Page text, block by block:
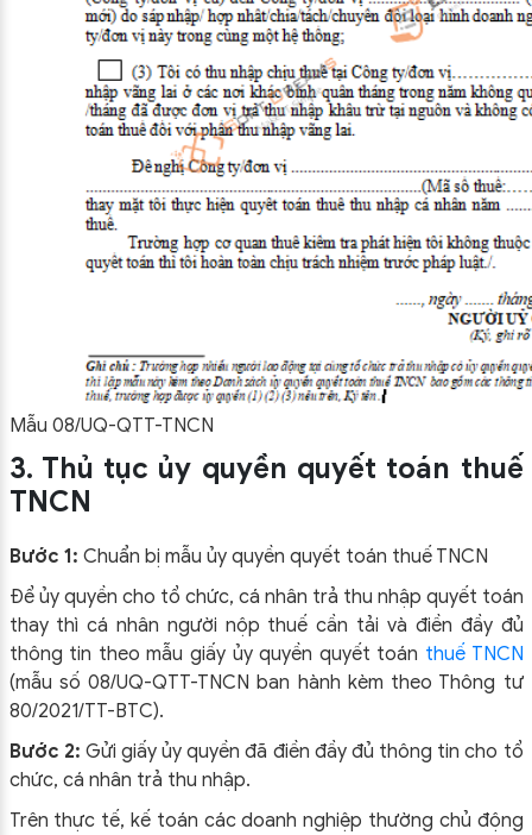
Mẫu 08/UQ-QTT-TNCN
3. Thủ tục ủy quyền quyết toán thuế
TNCN
Bước 1: Chuẩn bị mẫu ủy quyền quyết toán thuế TNCN
Để ủy quyền cho tổ chức, cá nhân trả thu nhập quyết toán
thay thì cá nhân người nộp thuế cần tải và điền đầy đủ
thông tin theo mẫu giấy ủy quyền quyết toán thuế TNCN
(mẫu số 08/UQ-QTT-TNCN ban hành kèm theo Thông tư
80/2021/TT-BTC).
Bước 2: Gửi giấy ủy quyền đã điền đầy đủ thông tin cho tổ
chức, cá nhân trả thu nhập.
Trên thực tế, kế toán các doanh nghiệp thường chủ động